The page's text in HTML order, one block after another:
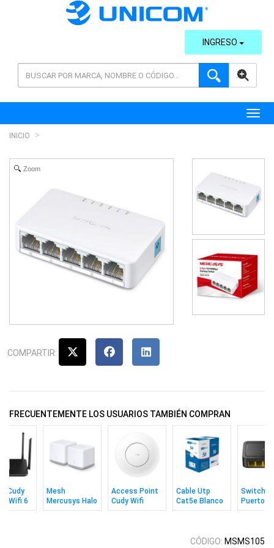
AVANZADA
INGRESO
INICIO
Zoom
COMPARTIR:
FRECUENTEMENTE LOS USUARIOS TAMBIÉN COMPRAN
Cudy
Wifi 6
Doble
Mesh
Mercusys Halo
S3 (2 Pack)
Access Point
Cudy Wifi
Ac1200 Con
Cable Utp
Cat5e Blanco
305m MPT
Switch
Puertos
10/
CÓDIGO: MSMS105